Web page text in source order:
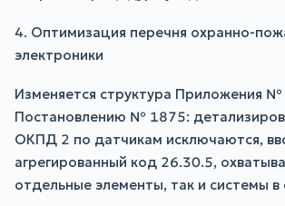
4. Оптимизация перечня охранно-
электроники
Изменяется структура Приложения №
Постановлению № 1875:
ОКПД 2 по датчикам исключаются,
агрегированный код 26.30.5,
отдельные элементы, так и системы в